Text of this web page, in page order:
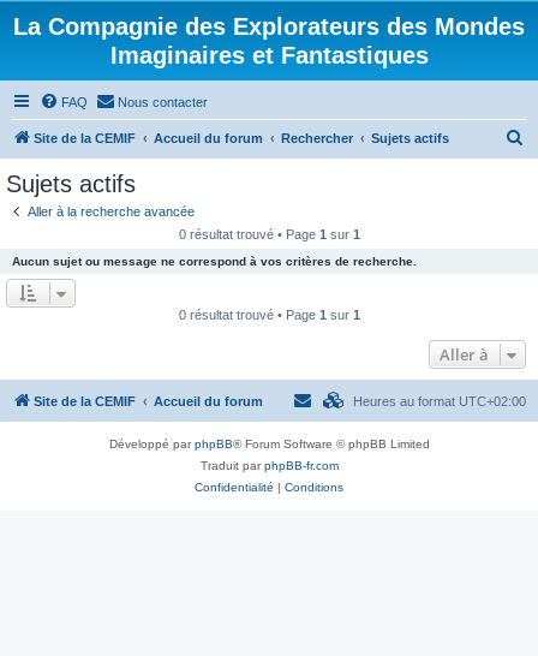
La Compagnie des Explorateurs des Mondes
Imaginaires et Fantastiques
FAQ Nous contacter
Site de la CEMIF Accueil du forum Rechercher Sujets actifs
e
r
Sujets actifs
Aller à la recherche avancée
0 résultat trouvé • Page 1 sur 1
Aucun sujet ou message ne correspond à vos critères de recherche.
0 résultat trouvé • Page 1 sur 1
Aller à
Site de la CEMIF Accueil du forum Heures au format UTC+02:00
Développé parphpBB® Forum Software © phpBB Limited
Traduit parphpBB-fr.com
Confidentialité | Conditions